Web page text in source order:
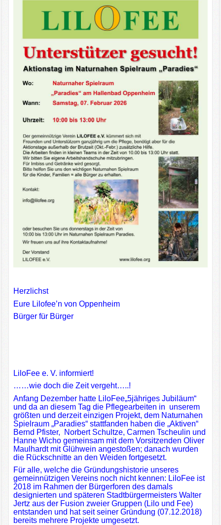
Herzlichst
Eure Lilofee’n von Oppenheim
Bürger für Bürger
LiloFee e. V. informiert!
……wie doch die Zeit vergeht…..!
Anfang Dezember hatte LiloFee„5jähriges Jubiläum“
und da an diesem Tag die Pflegearbeiten in unserem
größten und derzeit einzigen Projekt, dem Naturnahen
Spielraum „Paradies“ stattfanden haben die „Aktiven“
Bernd Pfister, Norbert Schultze, Carmen Tscheulin und
Hanne Wicho gemeinsam mit dem Vorsitzenden Oliver
Maulhardt mit Glühwein angestoßen; danach wurden
die Rückschnitte an den Weiden fortgesetzt.
Für alle, welche die Gründungshistorie unseres
gemeinnützigen Vereins noch nicht kennen: LiloFee ist
2018 im Rahmen der Bürgerforen des damals
designierten und späteren Stadtbürgermeisters Walter
Jertz aus der Fusion zweier Gruppen (Lilo und Fee)
entstanden und hat seit seiner Gründung (07.12.2018)
bereits mehrere Projekte umgesetzt.